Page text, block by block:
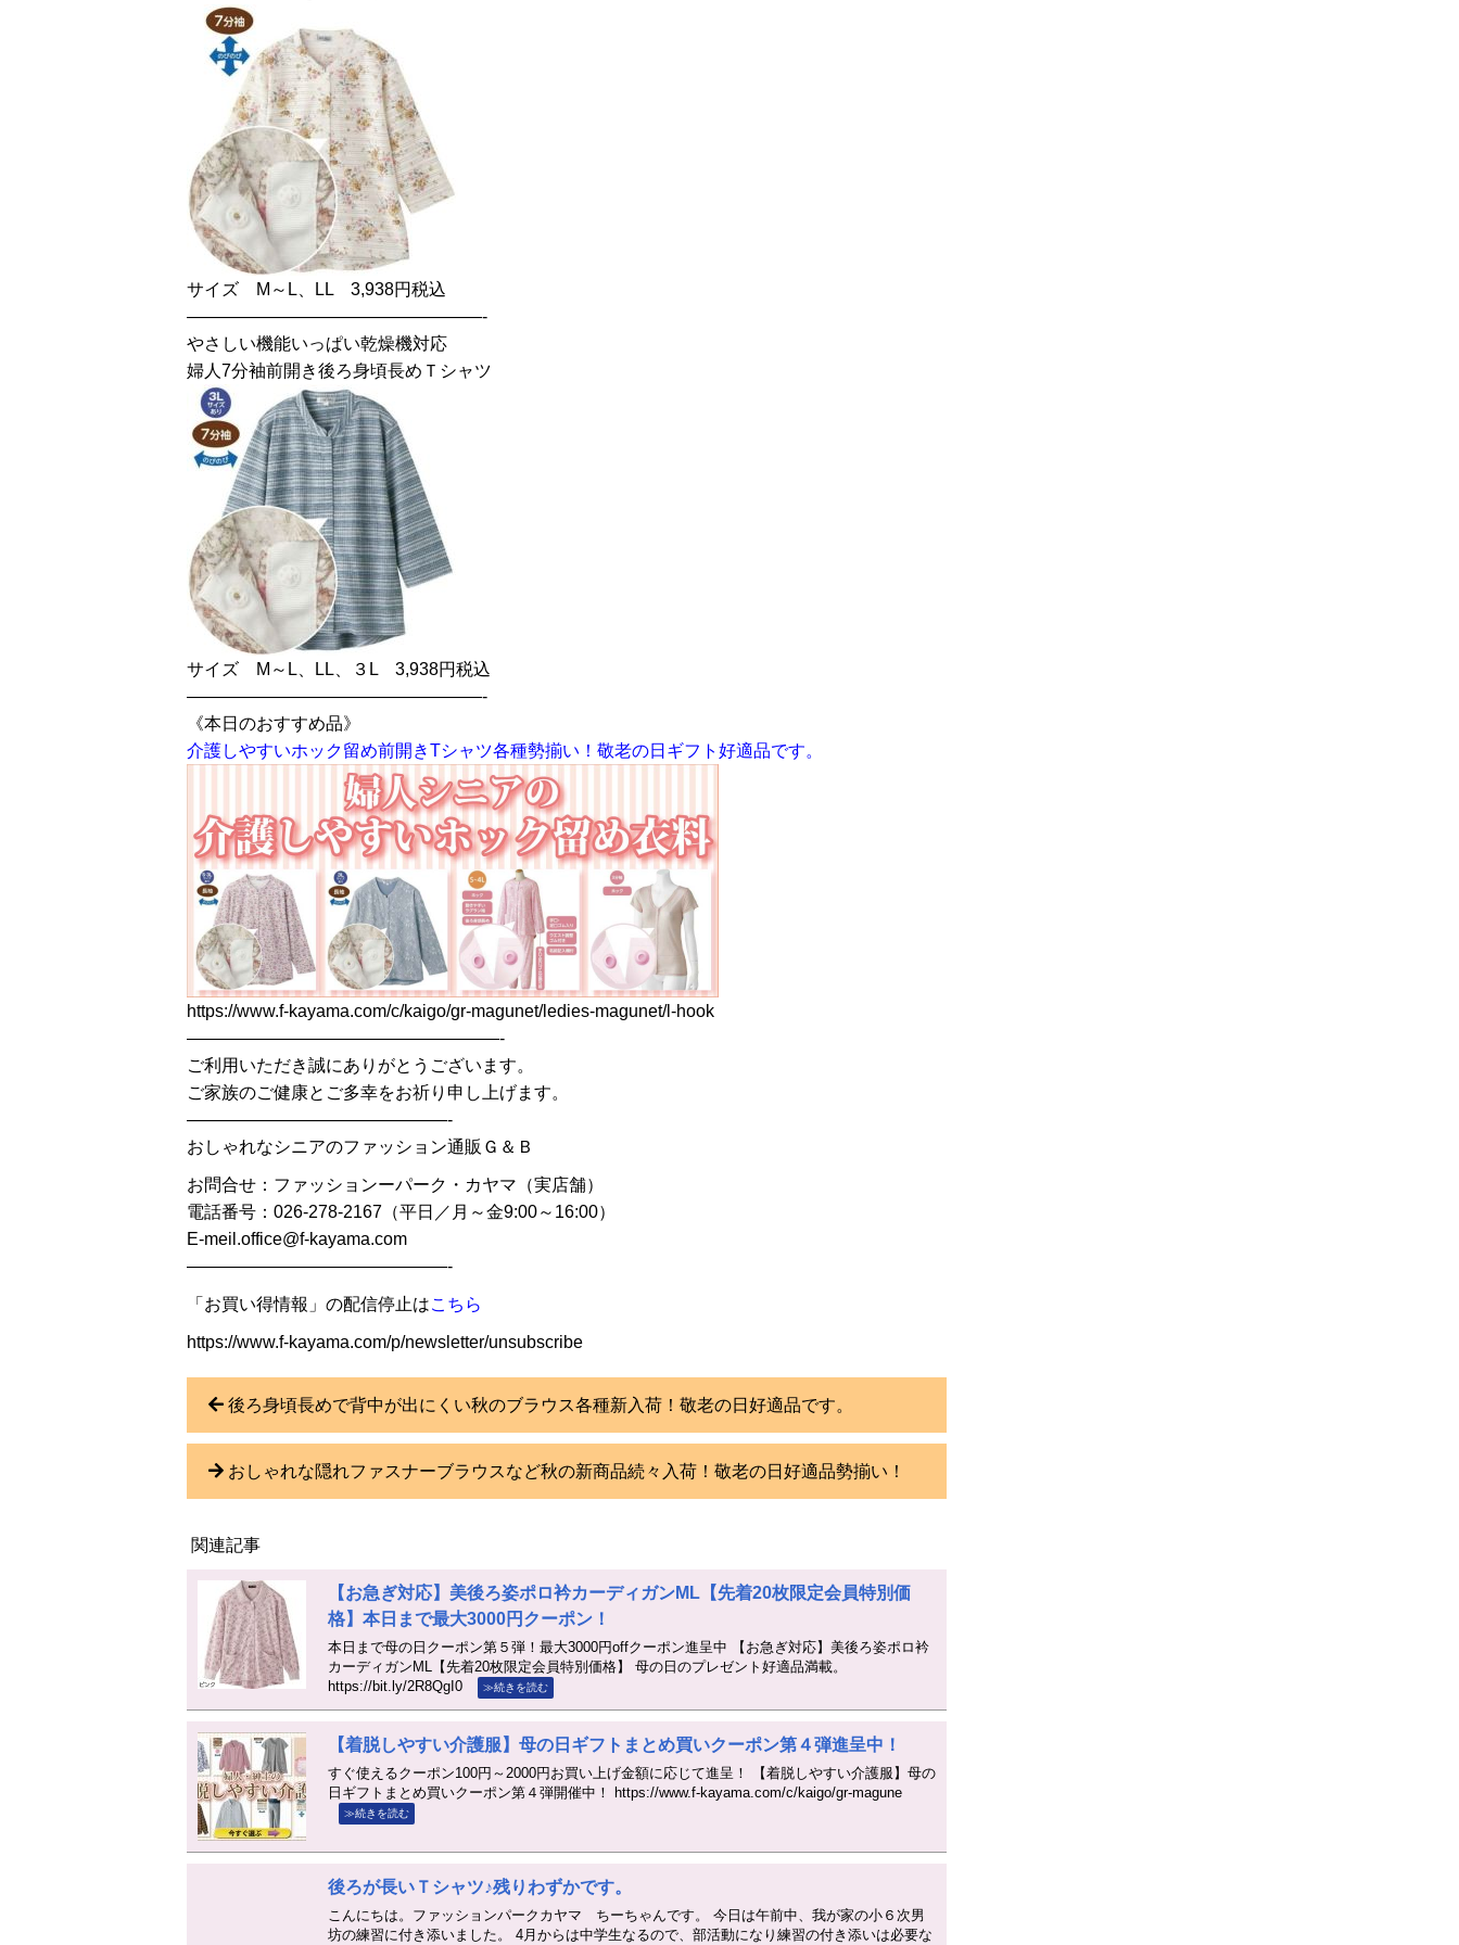
サイズ M～L、LL 3,938円税込
—————————————————-
やさしい機能いっぱい乾燥機対応
婦人7分袖前開き後ろ身頃長めＴシャツ
サイズ M～L、LL、３L 3,938円税込
—————————————————-
《本日のおすすめ品》
介護しやすいホック留め前開きTシャツ各種勢揃い！敬老の日ギフト好適品です。
https://www.f-kayama.com/c/kaigo/gr-magunet/ledies-magunet/l-hook
——————————————————-
ご利用いただき誠にありがとうございます。
ご家族のご健康とご多幸をお祈り申し上げます。
———————————————-
おしゃれなシニアのファッション通販Ｇ＆Ｂ
お問合せ：ファッションーパーク・カヤマ（実店舗）
電話番号：026-278-2167（平日／月～金9:00～16:00）
E-meil.office@f-kayama.com
———————————————-
「お買い得情報」の配信停止はこちら
https://www.f-kayama.com/p/newsletter/unsubscribe
後ろ身頃長めで背中が出にくい秋のブラウス各種新入荷！敬老の日好適品です。
おしゃれな隠れファスナーブラウスなど秋の新商品続々入荷！敬老の日好適品勢揃い！
関連記事
【お急ぎ対応】美後ろ姿ポロ衿カーディガンML【先着20枚限定会員特別価
格】本日まで最大3000円クーポン！
本日まで母の日クーポン第５弾！最大3000円offクーポン進呈中 【お急ぎ対応】美後ろ姿ポロ衿
カーディガンML【先着20枚限定会員特別価格】 母の日のプレゼント好適品満載。
https://bit.ly/2R8QgI0
≫続きを読む
【着脱しやすい介護服】母の日ギフトまとめ買いクーポン第４弾進呈中！
すぐ使えるクーポン100円～2000円お買い上げ金額に応じて進呈！ 【着脱しやすい介護服】母の
日ギフトまとめ買いクーポン第４弾開催中！ https://www.f-kayama.com/c/kaigo/gr-magune
≫続きを読む
後ろが長いＴシャツ♪残りわずかです。
こんにちは。ファッションパークカヤマ ちーちゃんです。 今日は午前中、我が家の小６次男
坊の練習に付き添いました。 4月からは中学生なるので、部活動になり練習の付き添いは必要な